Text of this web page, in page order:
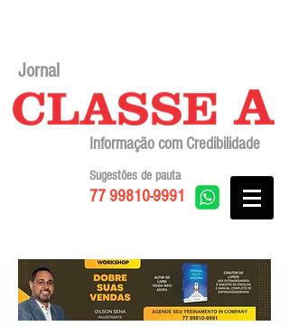
Jornal
Informação com Credibilidade
77 99810-9991
Sugestões de pauta